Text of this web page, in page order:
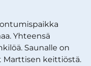
Yhteensä
Saunalle on
Marttisen keittiöstä.